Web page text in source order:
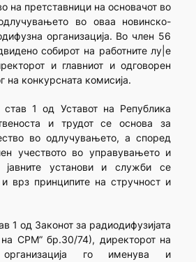
на претставници на основачот во
во оваа новинско-
организација. Во член 56
собирот на работните лу|е
и главниот и одговорен
на конкурсната комисија.
1 од Уставот на Република
и трудот се основа за
во одлучувањето, а според
учеството во управувањето и
јавните установи и служби се
врз принципите на стручност и
1 од Законот за радиодифузијата
СРМ” бр.30/74), директорот на
организација го именува и